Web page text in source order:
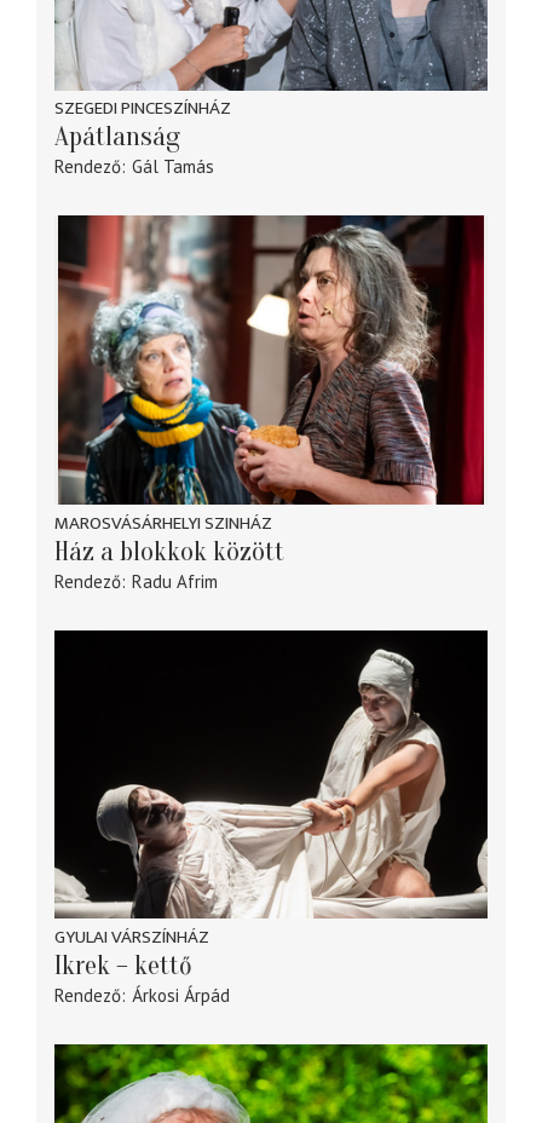
SZEGEDI PINCESZÍNHÁZ
Apátlanság
Rendező Gál Tamás
MAROSVÁSÁRHELYI SZINHÁZ
Ház a blokkok között
Rendező Radu Afrim
GYULAI VÁRSZÍNHÁZ
Ikrek – kettő
Rendező Árkosi Árpád